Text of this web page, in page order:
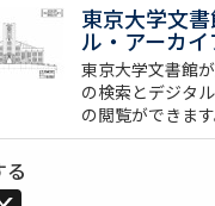
東京大学文
ル・アーカイ
東京大学文書館
の検索とデジタ
の閲覧ができます
る